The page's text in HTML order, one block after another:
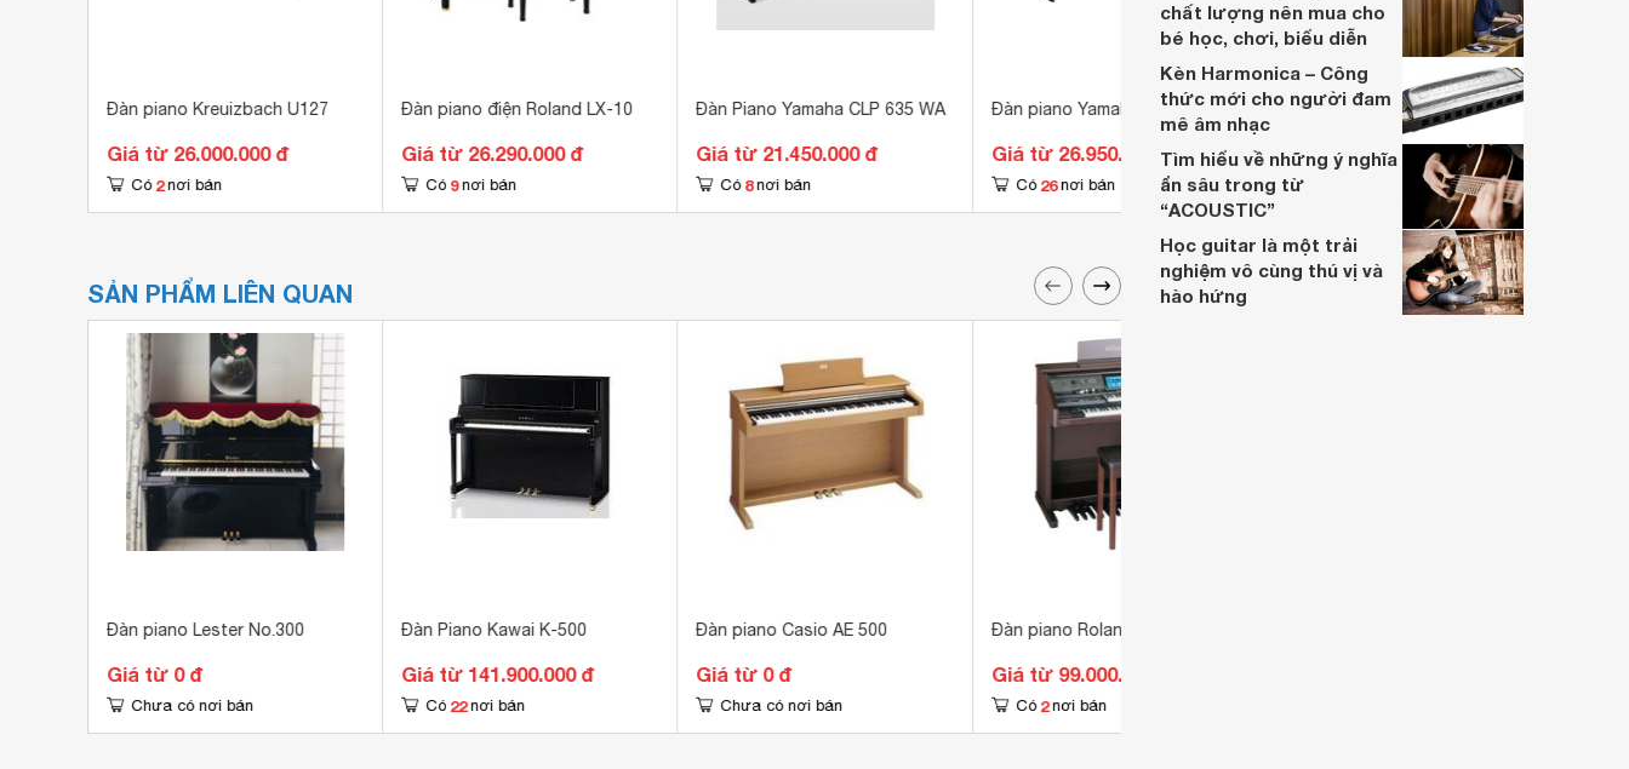
Đàn piano Kreuizbach U127
Giá từ 26.000.000 đ
Có 2 nơi bán
Đàn piano điện Roland LX-10
Giá từ 26.290.000 đ
Có 9 nơi bán
Đàn Piano Yamaha CLP 635 WA
Giá từ 21.450.000 đ
Có 8 nơi bán
Đàn piano Yamaha P515
Giá từ 26.950.000 đ
Có 26 nơi bán
Đàn Piano cơ Kawai KS1A
Giá từ 27.170.000 đ
SẢN PHẨM LIÊN QUAN
Đàn piano Lester No.300
Giá từ 0 đ
Chưa có nơi bán
Đàn Piano Kawai K-500
Giá từ 141.900.000 đ
Có 22 nơi bán
Đàn piano Casio AE 500
Giá từ 0 đ
Chưa có nơi bán
Đàn piano Roland AT-500
Giá từ 99.000.000 đ
Có 2 nơi bán
chất lượng nên mua cho
bé học, chơi, biểu diễn
Kèn Harmonica – Công
thức mới cho người đam
mê âm nhạc
Tìm hiểu về những ý nghĩa
ẩn sâu trong từ
“ACOUSTIC”
Học guitar là một trải
nghiệm vô cùng thú vị và
hào hứng